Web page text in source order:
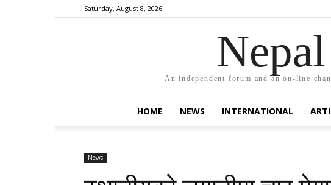
Saturday, August 8, 2026
An independent forum and an on-line
HOME NEWS INTERNATIONAL
News